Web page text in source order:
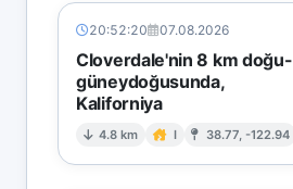
20:52:20 07.08.2026
Cloverdale'nin 8 km doğu-
güneydoğusunda,
Kaliforniya
4.8 km I 38.77, -122.94